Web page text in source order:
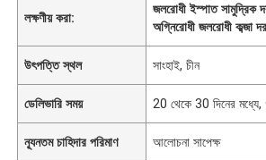
লক্ষণীয় করা:
জলরোধী ইস্পাত সামুদ্রিক
অগ্নিরোধী জলরোধী কব্জা
উৎপত্তি স্থল সাংহাই, চীন
ডেলিভারি সময় 20 থেকে 30 দিনের
ন্যূনতম চাহিদার পরিমাণ আলোচনা সাপেক্ষ